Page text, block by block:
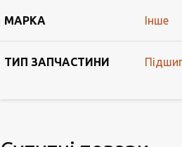
МАРКА Інше
ТИП ЗАПЧАСТИНИ